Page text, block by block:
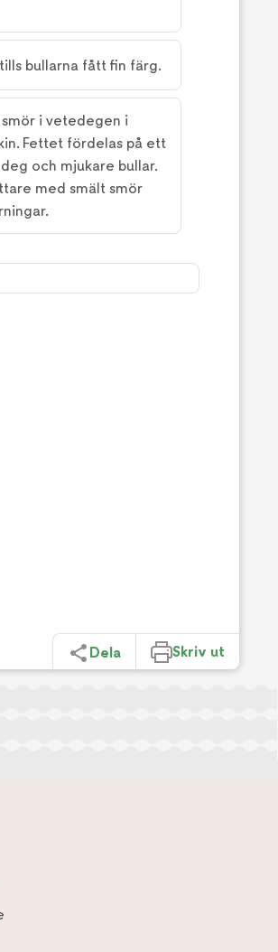
bullarna fått fin färg.
i vetedegen i
Fettet fördelas på ett
och mjukare bullar.
med smält smör
Dela Skriv ut